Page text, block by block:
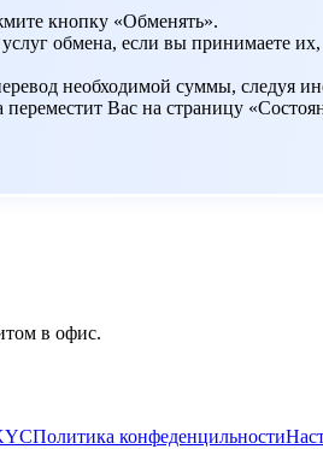
кнопку «Обменять».
обмена, если вы принимаете
необходимой суммы, следуя
Вас на страницу
в офис.
Политика конфеденцильности